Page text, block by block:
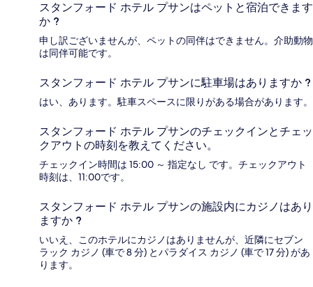
スタンフォード ホテル プサンはペットと宿泊できます
か ?
申し訳ございませんが、ペットの同伴はできません。介助動物
は同伴可能です。
スタンフォード ホテル プサンに駐車場はありますか ?
はい、あります。駐車スペースに限りがある場合があります。
スタンフォード ホテル プサンのチェックインとチェッ
クアウトの時刻を教えてください。
チェックイン時間は 15:00 ～ 指定なし です。チェックアウト
時刻は、11:00です。
スタンフォード ホテル プサンの施設内にカジノはあり
ますか ?
いいえ、このホテルにカジノはありませんが、近隣にセブン
ラック カジノ (車で 8 分) とパラダイス カジノ (車で 17 分) があ
ります。